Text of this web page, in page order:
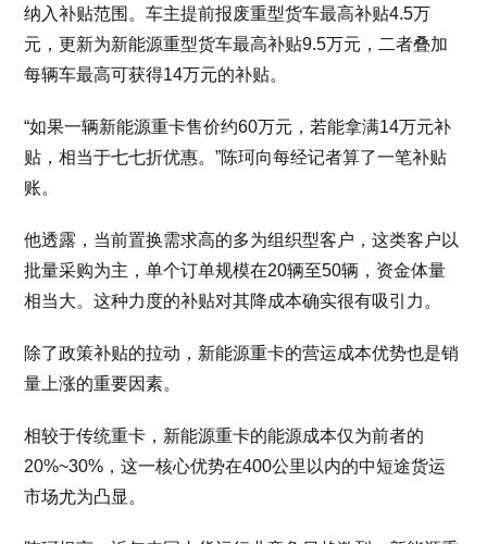
纳入补贴范围。车主提前报废重型货车最高补贴4.5万
元，更新为新能源重型货车最高补贴9.5万元，二者叠加
每辆车最高可获得14万元的补贴。
“如果一辆新能源重卡售价约60万元，若能拿满14万元补
贴，相当于七七折优惠。”陈珂向每经记者算了一笔补贴
账。
他透露，当前置换需求高的多为组织型客户，这类客户以
批量采购为主，单个订单规模在20辆至50辆，资金体量
相当大。这种力度的补贴对其降成本确实很有吸引力。
除了政策补贴的拉动，新能源重卡的营运成本优势也是销
量上涨的重要因素。
相较于传统重卡，新能源重卡的能源成本仅为前者的
20%~30%，这一核心优势在400公里以内的中短途货运
市场尤为凸显。